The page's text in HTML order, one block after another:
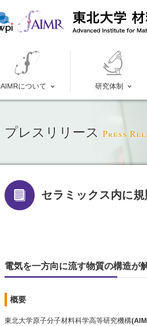
AIMRについて 研究体制
プレスリリース Press
セラミックス内に
電気を一方向に流す物質の構造が
概要
東北大学原子分子材料科学高等研究機構